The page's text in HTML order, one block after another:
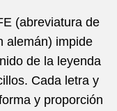
(abreviatura de
alemán) impide
de la leyenda
Cada letra y
y proporción